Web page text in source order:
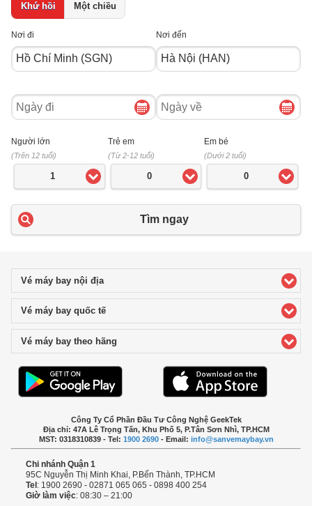
Khứ hồi Một chiều
Nơi đi Nơi đến
Ngày
đi
Ngày
về
Người lớn
(Trên 12 tuổi)
1
Trẻ em
(Từ 2-12 tuổi)
0
Em bé
(Dưới 2 tuổi)
0
Tìm ngay
Vé máy bay nội địaclick to expand contents
Vé máy bay quốc tếclick to expand contents
Vé máy bay theo hãng
Công Ty Cổ Phần Đầu Tư Công Nghệ GeekTek
Địa chỉ: 47A Lê Trọng Tấn, Khu Phố 5, P.Tân Sơn Nhì, TP.HCM
MST: 0318310839 - Tel: 1900 2690- Email: info@sanvemaybay.vn
Chi nhánh Quận 1
95C Nguyễn Thị Minh Khai, P.Bến Thành, TP.HCM
Tel : 1900 2690 - 02871 065 065 - 0898 400 254
Giờ làm việc: 08:30 – 21:00